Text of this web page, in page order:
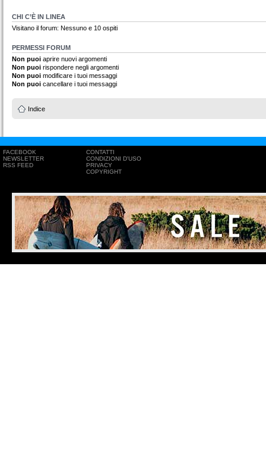
CHI C’È IN LINEA
Visitano il forum: Nessuno e 10 ospiti
PERMESSI FORUM
Non puoi aprire nuovi argomenti
Non puoi rispondere negli argomenti
Non puoi modificare i tuoi messaggi
Non puoi cancellare i tuoi messaggi
Indice
FACEBOOK
NEWSLETTER
RSS FEED
CONTATTI
CONDIZIONI D'USO
PRIVACY
COPYRIGHT